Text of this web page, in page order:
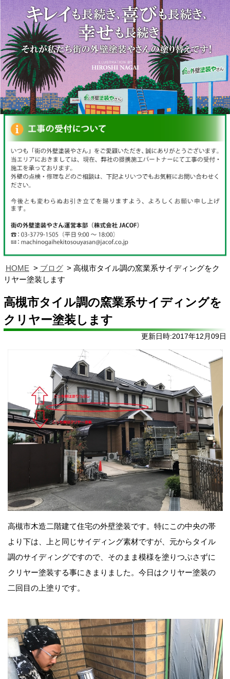
HOME ブログ
高槻市タイル調の窯業系サイディングをク
リヤー塗装します
高槻市タイル調の窯業系サイディングを
クリヤー塗装します
更新日時:2017年12月09日
高槻市木造二階建て住宅の外壁塗装です。特にこの中央の帯
より下は、上と同じサイディング素材ですが、元からタイル
調のサイディングですので、そのまま模様を塗りつぶさずに
クリヤー塗装する事にきまりました。今日はクリヤー塗装の
二回目の上塗りです。